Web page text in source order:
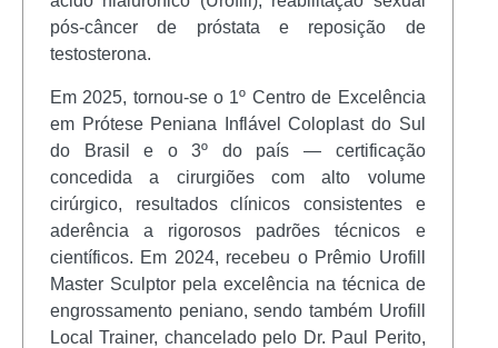
pós-câncer de próstata e reposição de
testosterona.
Em 2025, tornou-se o 1º Centro de Excelência
em Prótese Peniana Inflável Coloplast do Sul
do Brasil e o 3º do país — certificação
concedida a cirurgiões com alto volume
cirúrgico, resultados clínicos consistentes e
aderência a rigorosos padrões técnicos e
científicos. Em 2024, recebeu o Prêmio Urofill
Master Sculptor pela excelência na técnica de
engrossamento peniano, sendo também Urofill
Local Trainer, chancelado pelo Dr. Paul Perito,